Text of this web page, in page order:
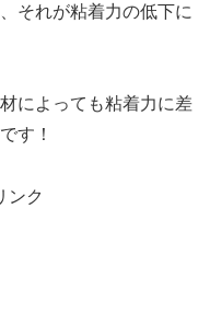
それが粘着力の低下に
によっても粘着力に差
す！
ンク